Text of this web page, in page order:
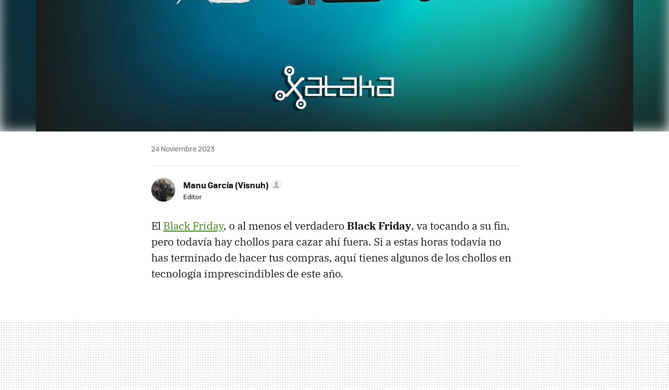
24 Noviembre 2023
Manu García (Visnuh)
Editor
El Black Friday, o al menos el verdadero Black Friday, va tocando a su fin,
pero todavía hay chollos para cazar ahí fuera. Si a estas horas todavía no
has terminado de hacer tus compras, aquí tienes algunos de los chollos en
tecnología imprescindibles de este año.